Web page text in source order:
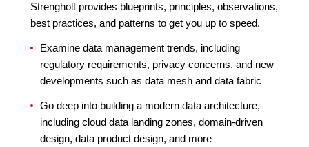
Strengholt provides blueprints, principles, observations,
best practices, and patterns to get you up to speed.
Examine data management trends, including
regulatory requirements, privacy concerns, and new
developments such as data mesh and data fabric
Go deep into building a modern data architecture,
including cloud data landing zones, domain-driven
design, data product design, and more